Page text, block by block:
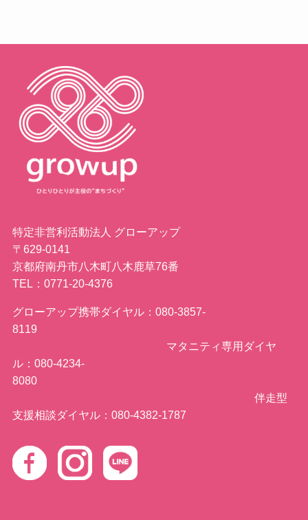
特定非営利活動法人 グローアップ
〒629-0141
京都府南丹市八木町八木鹿草76番
TEL：0771-20-4376
グローアップ携帯ダイヤル：080-3857-
8119
マタニティ専用ダイヤ
ル：080-4234-
8080
伴走型
支援相談ダイヤル：080-4382-1787